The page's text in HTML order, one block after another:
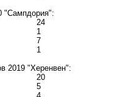
"Сампдория":
24
1
7
1
2019 "Херенвен":
20
5